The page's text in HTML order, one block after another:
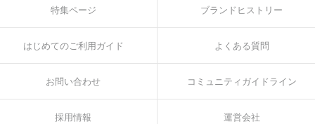
特集ページ ブランドヒストリー
はじめてのご利用ガイド よくある質問
お問い合わせ コミュニティガイドライン
採用情報 運営会社